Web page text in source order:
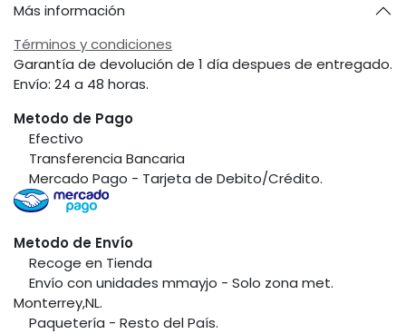
Más información
Términos y condiciones
Garantía de devolución de 1 día despues de entregado.
Envío: 24 a 48 horas.
Metodo de Pago
​Efectivo
​Transferencia Bancaria
​Mercado Pago - Tarjeta de Debito/Crédito.
Metodo de Envío
​Recoge en Tienda
​Envío con unidades mmayjo - Solo zona met.
Monterrey,NL.
​Paquetería - Resto del País.